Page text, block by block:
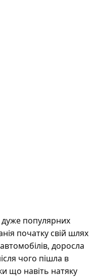
популярних
початку свій шлях
доросла
чого пішла в
що навіть натяку